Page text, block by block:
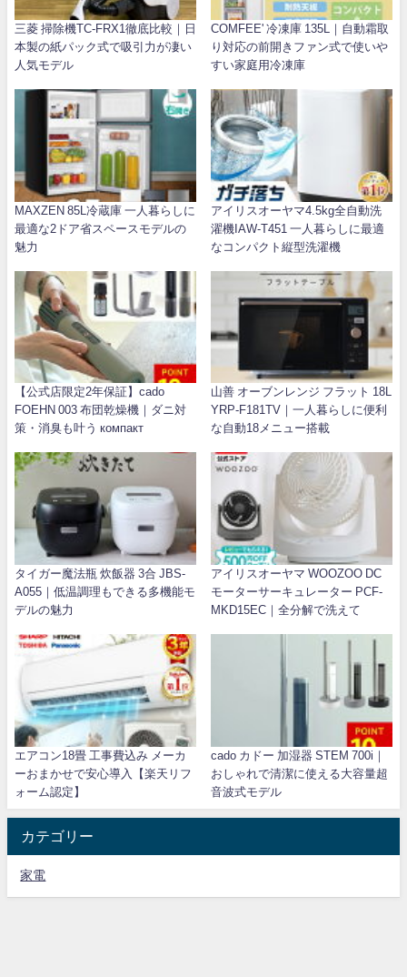
三菱 掃除機TC-FRX1徹底比較｜日
本製の紙パック式で吸引力が凄い
人気モデル
COMFEE' 冷凍庫 135L｜自動霜取
り対応の前開きファン式で使いや
すい家庭用冷凍庫
MAXZEN 85L冷蔵庫 一人暮らしに
最適な2ドア省スペースモデルの
魅力
アイリスオーヤマ4.5kg全自動洗
濯機IAW-T451 一人暮らしに最適
なコンパクト縦型洗濯機
【公式店限定2年保証】cado
FOEHN 003 布団乾燥機｜ダニ対
策・消臭も叶う компакт
山善 オーブンレンジ フラット 18L
YRP-F181TV｜一人暮らしに便利
な自動18メニュー搭載
タイガー魔法瓶 炊飯器 3合 JBS-
A055｜低温調理もできる多機能モ
デルの魅力
アイリスオーヤマ WOOZOO DC
モーターサーキュレーター PCF-
MKD15EC｜全分解で洗えて
エアコン18畳 工事費込み メーカ
ーおまかせで安心導入【楽天リフ
ォーム認定】
cado カドー 加湿器 STEM 700i｜
おしゃれで清潔に使える大容量超
音波式モデル
カテゴリー
家電